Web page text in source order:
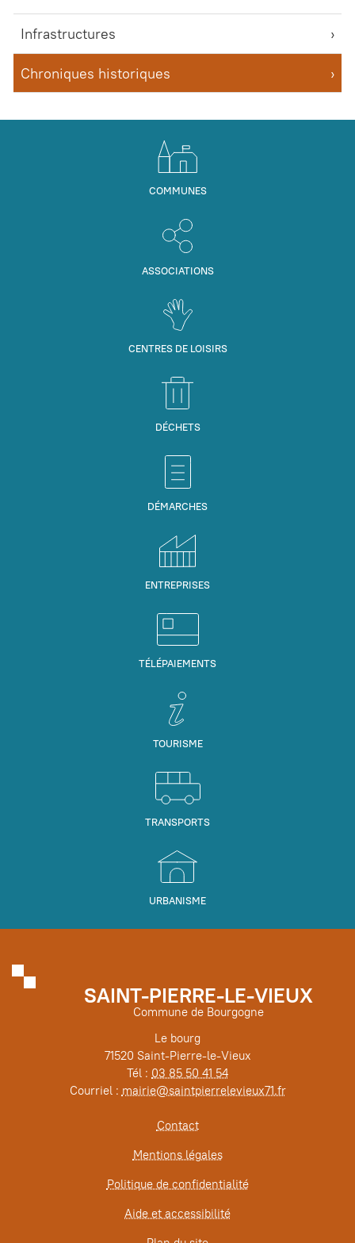
Infrastructures
Chroniques historiques
COMMUNES
ASSOCIATIONS
CENTRES DE LOISIRS
DÉCHETS
DÉMARCHES
ENTREPRISES
TÉLÉPAIEMENTS
TOURISME
TRANSPORTS
URBANISME
SAINT-PIERRE-LE-VIEUX
Commune de Bourgogne
Le bourg
71520 Saint-Pierre-le-Vieux
Tél : 03 85 50 41 54
Courriel : mairie@saintpierrelevieux71.fr
Contact
Mentions légales
Politique de confidentialité
Aide et accessibilité